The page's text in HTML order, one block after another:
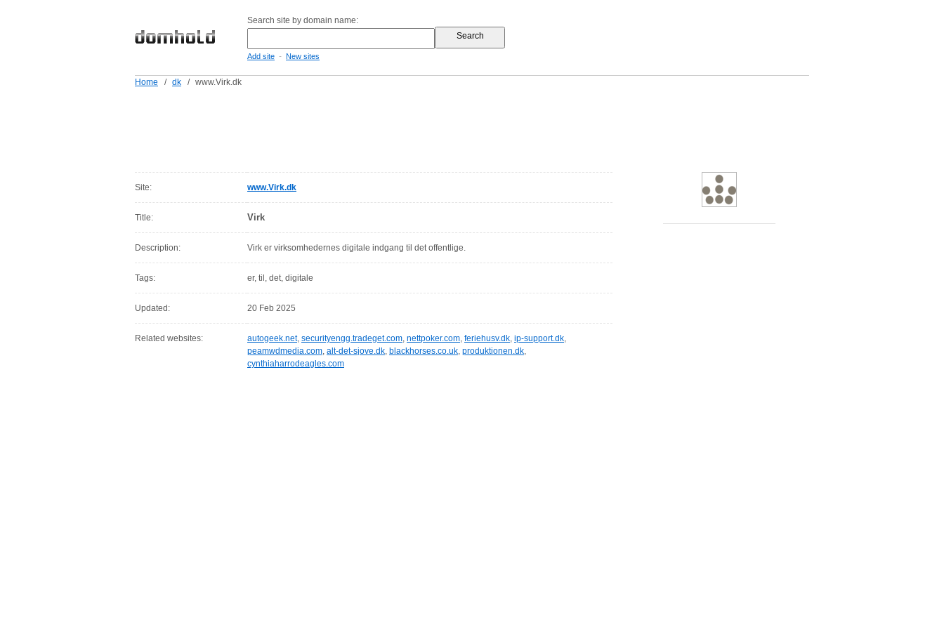
Search site by domain name:
Add site - New sites
Home / dk / www.Virk.dk
Site: www.Virk.dk
Title: Virk
Description: Virk er virksomhedernes digitale indgang til det offentlige.
Tags: er, til, det, digitale
Updated: 20 Feb 2025
Related websites: autogeek.net, securityengg.tradeget.com, nettpoker.com, feriehusv.dk, ip-support.dk,
peamwdmedia.com, alt-det-sjove.dk, blackhorses.co.uk, produktionen.dk,
cynthiaharrodeagles.com